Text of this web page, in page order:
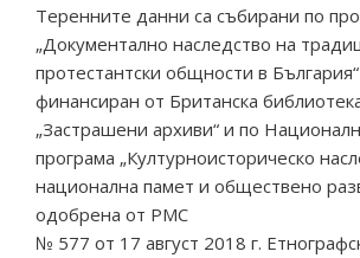
Теренните данни са събирани по
„Документално наследство на
протестантски общности в
финансиран от Британска
„Застрашени архиви“ и по
програма „Културноисторическо
национална памет и обществено
одобрена от РМС
№ 577 от 17 август 2018 г.